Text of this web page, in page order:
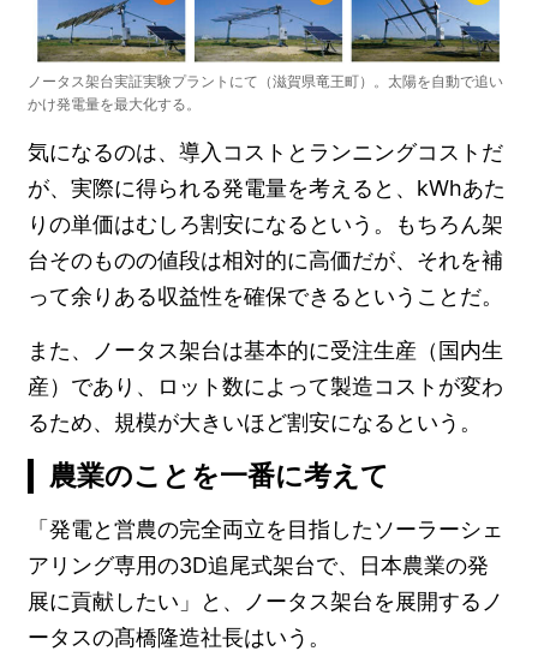
ノータス架台実証実験プラントにて（滋賀県竜王町）。太陽を自動で追い
かけ発電量を最大化する。
気になるのは、導入コストとランニングコストだ
が、実際に得られる発電量を考えると、kWhあた
りの単価はむしろ割安になるという。もちろん架
台そのものの値段は相対的に高価だが、それを補
って余りある収益性を確保できるということだ。
また、ノータス架台は基本的に受注生産（国内生
産）であり、ロット数によって製造コストが変わ
るため、規模が大きいほど割安になるという。
農業のことを一番に考えて
「発電と営農の完全両立を目指したソーラーシェ
アリング専用の3D追尾式架台で、日本農業の発
展に貢献したい」と、ノータス架台を展開するノ
ータスの髙橋隆造社長はいう。